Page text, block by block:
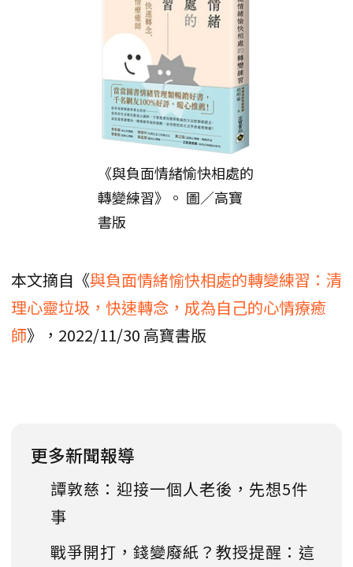
《與負面情緒愉快相處的
轉變練習》。 圖／高寶
書版
本文摘自《與負面情緒愉快相處的轉變練習：清
理心靈垃圾，快速轉念，成為自己的心情療癒
師》，2022/11/30 高寶書版
更多新聞報導
譚敦慈：迎接一個人老後，先想5件
事
戰爭開打，錢變廢紙？教授提醒：這